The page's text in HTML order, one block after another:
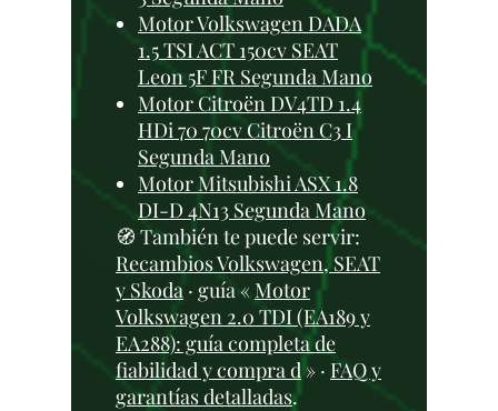
Motor Volkswagen DADA
1.5 TSI ACT 150cv SEAT
Leon 5F FR Segunda Mano
Motor Citroën DV4TD 1.4
HDi 70 70cv Citroën C3 I
Segunda Mano
Motor Mitsubishi ASX 1.8
DI-D 4N13 Segunda Mano
🧭 También te puede servir:
Recambios Volkswagen, SEAT
y Skoda· guía « Motor
Volkswagen 2.0 TDI (EA189 y
EA288): guía completa de
fiabilidad y compra d» · FAQ y
garantías detalladas.